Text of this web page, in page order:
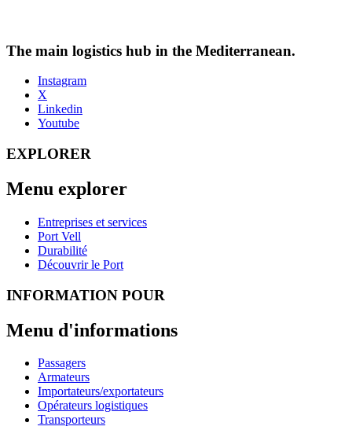
The main logistics hub in the Mediterranean.
Instagram
X
Linkedin
Youtube
EXPLORER
Menu explorer
Entreprises et services
Port Vell
Durabilité
Découvrir le Port
INFORMATION POUR
Menu d'informations
Passagers
Armateurs
Importateurs/exportateurs
Opérateurs logistiques
Transporteurs